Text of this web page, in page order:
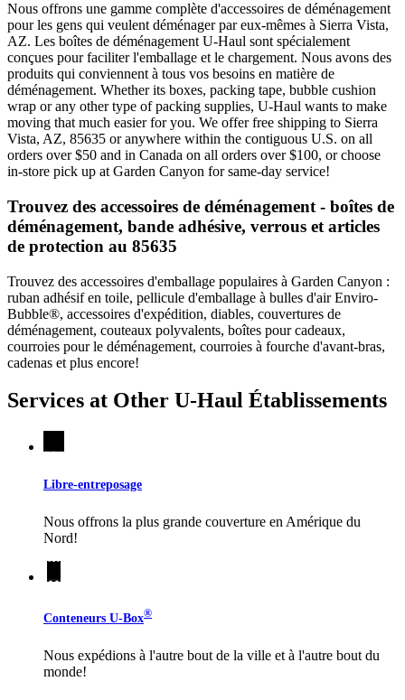
Nous offrons une gamme complète d'accessoires de déménagement
pour les gens qui veulent déménager par eux-mêmes à Sierra Vista,
AZ. Les boîtes de déménagement U-Haul sont spécialement
conçues pour faciliter l'emballage et le chargement. Nous avons des
produits qui conviennent à tous vos besoins en matière de
déménagement. Whether its boxes, packing tape, bubble cushion
wrap or any other type of packing supplies, U-Haul wants to make
moving that much easier for you. We offer free shipping to Sierra
Vista, AZ, 85635 or anywhere within the contiguous U.S. on all
orders over $50 and in Canada on all orders over $100, or choose
in-store pick up at Garden Canyon for same-day service!
Trouvez des accessoires de déménagement - boîtes de
déménagement, bande adhésive, verrous et articles
de protection au 85635
Trouvez des accessoires d'emballage populaires à Garden Canyon :
ruban adhésif en toile, pellicule d'emballage à bulles d'air Enviro-
Bubble®, accessoires d'expédition, diables, couvertures de
déménagement, couteaux polyvalents, boîtes pour cadeaux,
courroies pour le déménagement, courroies à fourche d'avant-bras,
cadenas et plus encore!
Services at Other U-Haul Établissements
Libre-entreposage
Nous offrons la plus grande couverture en Amérique du
Nord!
Conteneurs U-Box®
Nous expédions à l'autre bout de la ville et à l'autre bout du
monde!